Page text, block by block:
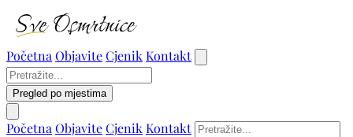
Početna ObjaviteCjenik Kontakt
Pregled po mjestima
Početna ObjaviteCjenik Kontakt